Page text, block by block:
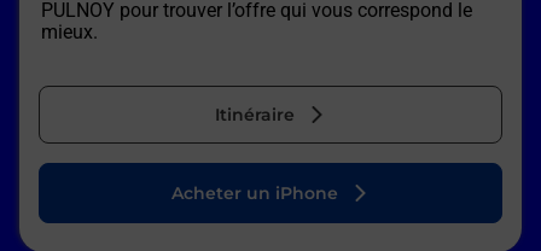
PULNOY pour trouver l’offre qui vous correspond le
mieux.
Itinéraire
Acheter un iPhone